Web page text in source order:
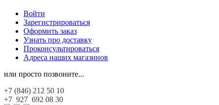
Войти
Зарегистрироваться
Оформить заказ
Узнать про доставку
Проконсультироваться
Адреса наших магазинов
или просто позвоните...
+7 (846) 212 50 10
+7 927 692 08 30